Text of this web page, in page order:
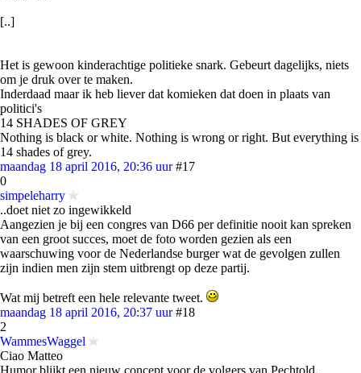
[..]
Het is gewoon kinderachtige politieke snark. Gebeurt dagelijks, niets
om je druk over te maken.
Inderdaad maar ik heb liever dat komieken dat doen in plaats van
politici's
14 SHADES OF GREY
Nothing is black or white. Nothing is wrong or right. But everything is
14 shades of grey.
maandag 18 april 2016, 20:36 uur #17
0
simpeleharry
..doet niet zo ingewikkeld
Aangezien je bij een congres van D66 per definitie nooit kan spreken
van een groot succes, moet de foto worden gezien als een
waarschuwing voor de Nederlandse burger wat de gevolgen zullen
zijn indien men zijn stem uitbrengt op deze partij.
Wat mij betreft een hele relevante tweet.
maandag 18 april 2016, 20:37 uur #18
2
WammesWaggel
Ciao Matteo
Humor blijkt een nieuw concept voor de volgers van Pechtold.